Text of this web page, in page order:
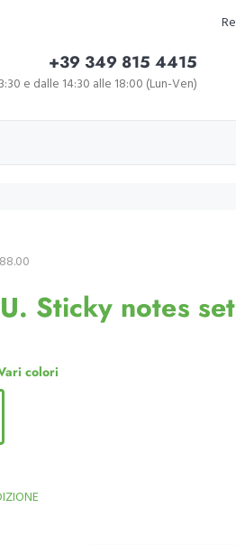
+39 349 815 4415
e dalle 14:30 alle 18:00 (Lun-Ven)
Sticky notes set
colori